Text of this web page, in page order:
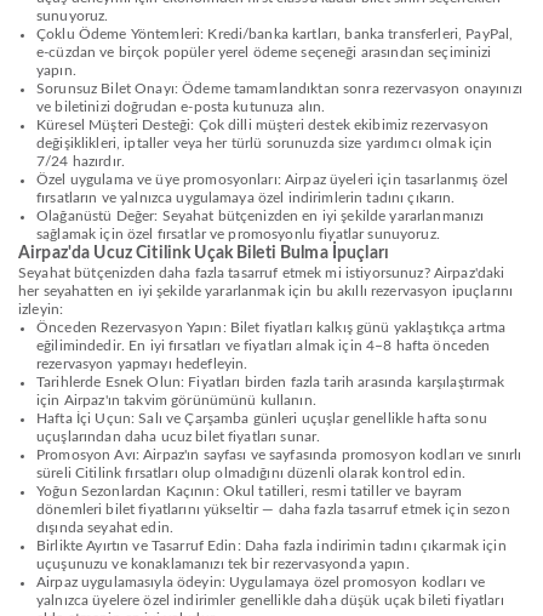
sunuyoruz.
Çoklu Ödeme Yöntemleri: Kredi/banka kartları, banka transferleri, PayPal,
e-cüzdan ve birçok popüler yerel ödeme seçeneği arasından seçiminizi
yapın.
Sorunsuz Bilet Onayı: Ödeme tamamlandıktan sonra rezervasyon onayınızı
ve biletinizi doğrudan e-posta kutunuza alın.
Küresel Müşteri Desteği: Çok dilli müşteri destek ekibimiz rezervasyon
değişiklikleri, iptaller veya her türlü sorunuzda size yardımcı olmak için
7/24 hazırdır.
Özel uygulama ve üye promosyonları: Airpaz üyeleri için tasarlanmış özel
fırsatların ve yalnızca uygulamaya özel indirimlerin tadını çıkarın.
Olağanüstü Değer: Seyahat bütçenizden en iyi şekilde yararlanmanızı
sağlamak için özel fırsatlar ve promosyonlu fiyatlar sunuyoruz.
Airpaz'da Ucuz Citilink Uçak Bileti Bulma İpuçları
Seyahat bütçenizden daha fazla tasarruf etmek mi istiyorsunuz? Airpaz'daki
her seyahatten en iyi şekilde yararlanmak için bu akıllı rezervasyon ipuçlarını
izleyin:
Önceden Rezervasyon Yapın: Bilet fiyatları kalkış günü yaklaştıkça artma
eğilimindedir. En iyi fırsatları ve fiyatları almak için 4–8 hafta önceden
rezervasyon yapmayı hedefleyin.
Tarihlerde Esnek Olun: Fiyatları birden fazla tarih arasında karşılaştırmak
için Airpaz'ın takvim görünümünü kullanın.
Hafta İçi Uçun: Salı ve Çarşamba günleri uçuşlar genellikle hafta sonu
uçuşlarından daha ucuz bilet fiyatları sunar.
Promosyon Avı: Airpaz'ın sayfası ve sayfasında promosyon kodları ve sınırlı
süreli Citilink fırsatları olup olmadığını düzenli olarak kontrol edin.
Yoğun Sezonlardan Kaçının: Okul tatilleri, resmi tatiller ve bayram
dönemleri bilet fiyatlarını yükseltir — daha fazla tasarruf etmek için sezon
dışında seyahat edin.
Birlikte Ayırtın ve Tasarruf Edin: Daha fazla indirimin tadını çıkarmak için
uçuşunuzu ve konaklamanızı tek bir rezervasyonda yapın.
Airpaz uygulamasıyla ödeyin: Uygulamaya özel promosyon kodları ve
yalnızca üyelere özel indirimler genellikle daha düşük uçak bileti fiyatları